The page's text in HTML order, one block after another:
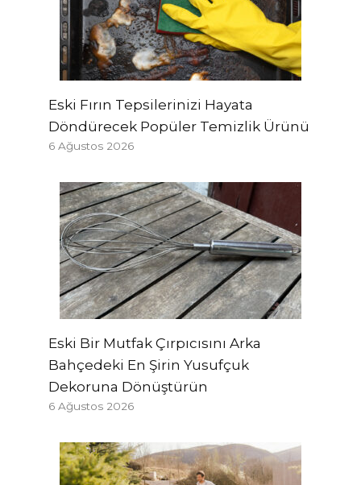
Eski Fırın Tepsilerinizi Hayata
Döndürecek Popüler Temizlik Ürünü
6 Ağustos 2026
Eski Bir Mutfak Çırpıcısını Arka
Bahçedeki En Şirin Yusufçuk
Dekoruna Dönüştürün
6 Ağustos 2026